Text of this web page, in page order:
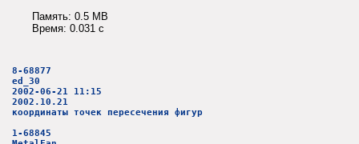
Память: 0.5 MB
Время: 0.031 c
8-68877
ed_30
2002-06-21 11:15
2002.10.21
координаты точек пересечения фигур
1-68845